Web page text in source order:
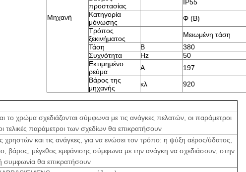
Μηχανή
προστασίας
IP55
Κατηγορία
μόνωσης
Φ (Β)
Τρόπος
ξεκινήματος
Μειωμένη τάση
Τάση
Β
380
Συχνότητα
Hz
50
Εκτιμημένο
ρεύμα
Α
197
Βάρος της
μηχανής
κλ 920
το χρώμα σχεδιάζονται σύμφωνα με τις ανάγκες πελατών, οι παράμετροι
τελικές παράμετροι των σχεδίων θα επικρατήσουν
χρηστών και τις ανάγκες, για να ενώσει τον τρόπο: η ψύξη αέρος/ύδατος,
βάρος, μέγεθος εμφάνισης σύμφωνα με την ανάγκη να σχεδιάσουν, στην
συμφωνία θα επικρατήσουν